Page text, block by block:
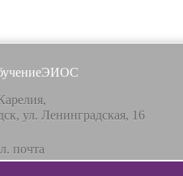
ЭИОС
ул. Ленинградская, 16
почта